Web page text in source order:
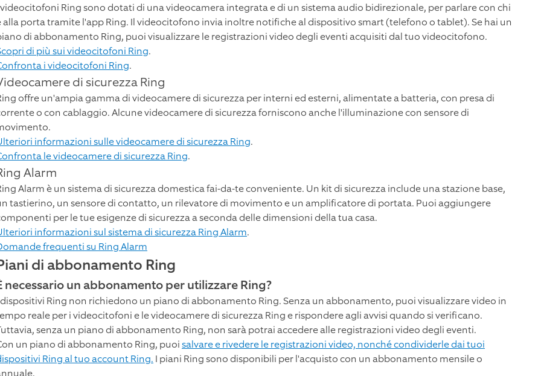
Ring sono dotati di una videocamera integrata e di un sistema audio bidirezionale, per parlare con chi
alla porta tramite l'app Ring. Il videocitofono invia inoltre notifiche al dispositivo smart (telefono o tablet). Se hai un
di abbonamento Ring, puoi visualizzare le registrazioni video degli eventi acquisiti dal tuo videocitofono.
di più sui videocitofoni Ring.
i videocitofoni Ring.
di sicurezza Ring
offre un'ampia gamma di videocamere di sicurezza per interni ed esterni, alimentate a batteria, con presa di
o con cablaggio. Alcune videocamere di sicurezza forniscono anche l'illuminazione con sensore di
informazioni sulle videocamere di sicurezza Ring.
le videocamere di sicurezza Ring.
Alarm
Alarm è un sistema di sicurezza domestica fai-da-te conveniente. Un kit di sicurezza include una stazione base,
tastierino, un sensore di contatto, un rilevatore di movimento e un amplificatore di portata. Puoi aggiungere
per le tue esigenze di sicurezza a seconda delle dimensioni della tua casa.
informazioni sul sistema di sicurezza Ring Alarm.
frequenti su Ring Alarm
di abbonamento Ring
necessario un abbonamento per utilizzare Ring?
Ring non richiedono un piano di abbonamento Ring. Senza un abbonamento, puoi visualizzare video in
reale per i videocitofoni e le videocamere di sicurezza Ring e rispondere agli avvisi quando si verificano.
senza un piano di abbonamento Ring, non sarà potrai accedere alle registrazioni video degli eventi.
un piano di abbonamento Ring, puoisalvare e rivedere le registrazioni video, nonché condividerle dai tuoi
Ring al tuo account Ring. I piani Ring sono disponibili per l'acquisto con un abbonamento mensile o